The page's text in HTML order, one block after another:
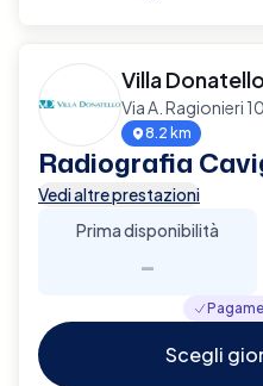
Villa
Via A. Ragionieri
8.2 km
Radiografia
Vedi altre prestazioni
Prima disponibilità
-
Scegli